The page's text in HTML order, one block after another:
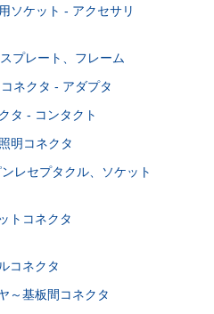
ソケット - アクセサリ
プレート、フレーム
ネクタ - アダプタ
タ - コンタクト
明コネクタ
レセプタクル、ソケット
トコネクタ
コネクタ
～基板間コネクタ